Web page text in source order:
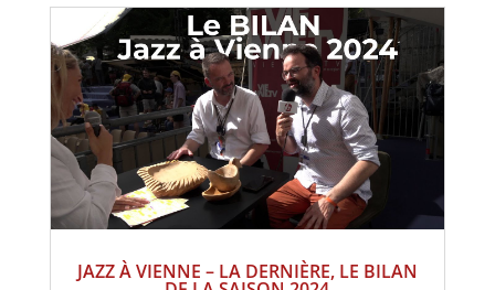
JAZZ À VIENNE – LA DERNIÈRE, LE BILAN